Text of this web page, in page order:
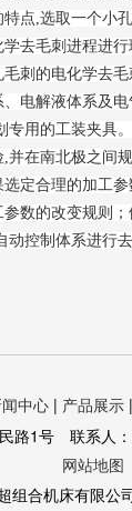
点,选取一个小
学去毛刺进程进
毛刺的电化学去毛
、电解液体系及
专用的工装夹具
并在南北极之间
定合理的加工
数的改变规则
动控制体系进行
中心 | 产品展示
民路1号 联系
网站地图
组合机床有限